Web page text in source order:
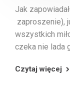
Jak
zaproszenie),
wszystkich
czeka nie lada
Czytaj więcej